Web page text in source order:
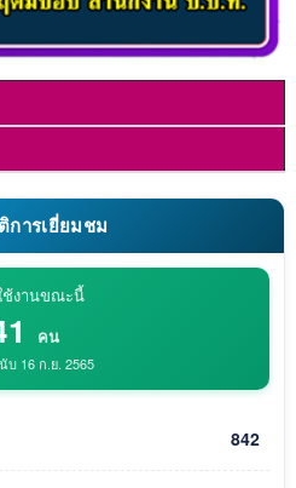
การเยี่ยมชม
ช้งานขณะนี้
คน
บ 16 ก.ย. 2565
842